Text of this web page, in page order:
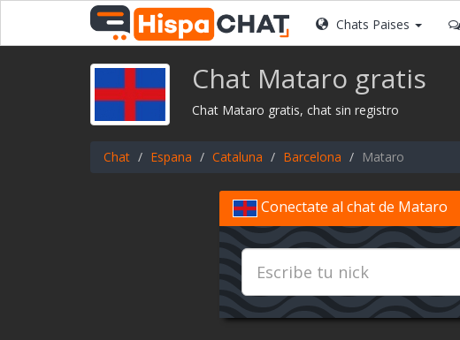
Chats Paises
Chat Mataro gratis
Chat Mataro gratis, chat sin registro
Chat Espana Cataluna Barcelona Mataro
Conectate al chat de Mataro